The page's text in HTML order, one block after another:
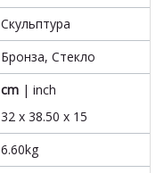
Скульптура
Бронза, Стекло
cm | inch
32 x 38.50 x 15
6.60kg